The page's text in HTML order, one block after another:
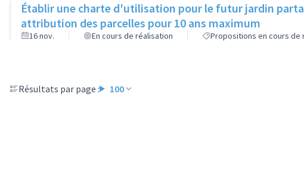
Établir une charte d'utilisation pour le futur jardin
attribution des parcelles pour 10 ans maximum
16 nov. En cours de réalisation Propositions en cours de
Résultats par page : 100